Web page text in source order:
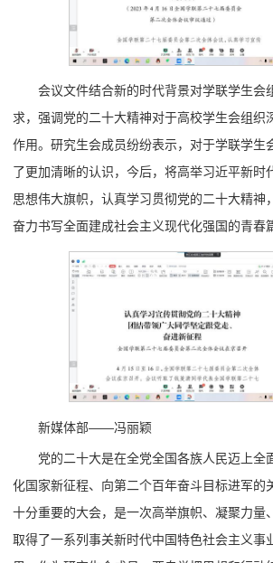
会议文件结合新的时代背景对学联学生会
求，强调党的二十大精神对于高校学生会组织
作用。研究生会成员纷纷表示，对于学联学生
了更加清晰的认识，今后，将高举习近平新时
思想伟大旗帜，认真学习贯彻党的二十大精神
奋力书写全面建成社会主义现代化强国的青春
新媒体部——冯丽颖
党的二十大是在全党全国各族人民迈上全
化国家新征程、向第二个百年奋斗目标进军的
十分重要的大会，是一次高举旗帜、凝聚力量
取得了一系列事关新时代中国特色社会主义事